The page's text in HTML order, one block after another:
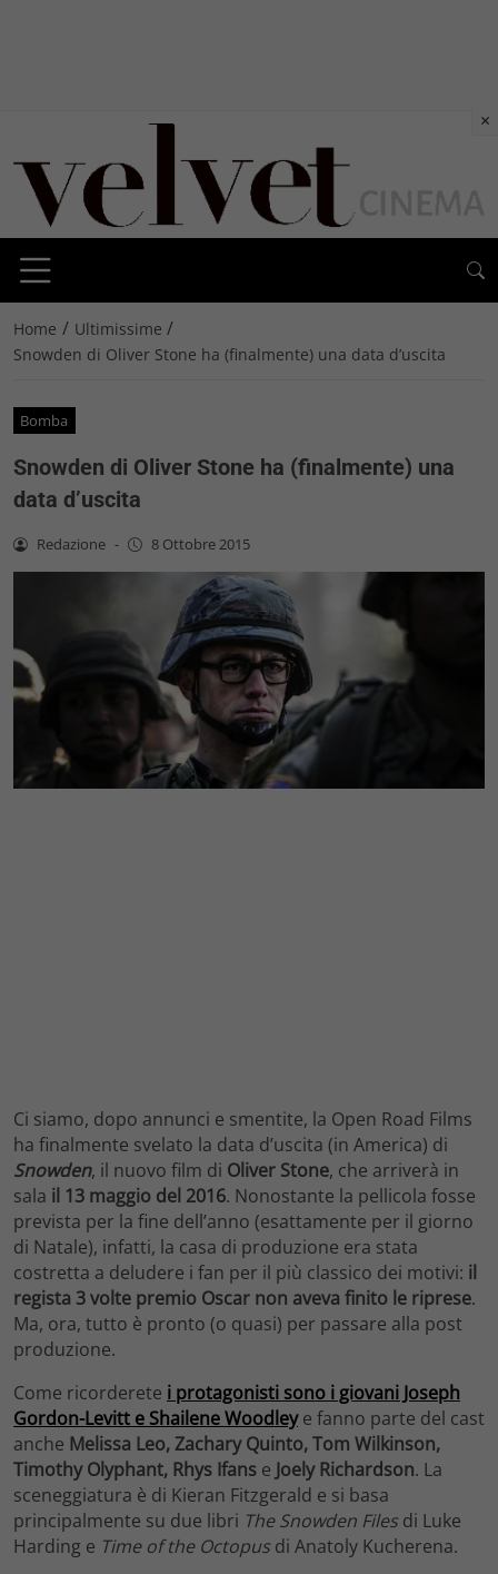
Home / Ultimissime /
Snowden di Oliver Stone ha (finalmente) una data d’uscita
Bomba
Snowden di Oliver Stone ha (finalmente) una
data d’uscita
Redazione - 8 Ottobre 2015
Ci siamo, dopo annunci e smentite, la Open Road Films
ha finalmente svelato la data d’uscita (in America) di
Snowden, il nuovo film di Oliver Stone, che arriverà in
sala il 13 maggio del 2016. Nonostante la pellicola fosse
prevista per la fine dell’anno (esattamente per il giorno
di Natale), infatti, la casa di produzione era stata
costretta a deludere i fan per il più classico dei motivi: il
regista 3 volte premio Oscar non aveva finito le riprese.
Ma, ora, tutto è pronto (o quasi) per passare alla post
produzione.
Come ricorderete i protagonisti sono i giovani Joseph
Gordon-Levitt e Shailene Woodleye fanno parte del cast
anche Melissa Leo, Zachary Quinto, Tom Wilkinson,
Timothy Olyphant, Rhys Ifans e Joely Richardson. La
sceneggiatura è di Kieran Fitzgerald e si basa
principalmente su due libri The Snowden Files di Luke
Harding e Time of the Octopus di Anatoly Kucherena.
×